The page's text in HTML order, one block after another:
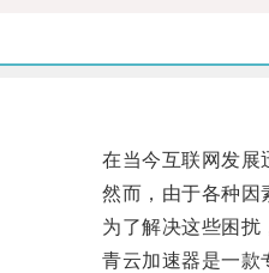
在当今互联网发展迅
然而，由于各种因素
为了解决这些困扰，
青云加速器是一款专